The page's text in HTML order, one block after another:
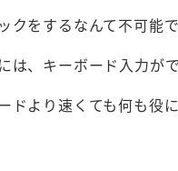
クをするなんて不可能
は、キーボード入力が
ドより速くても何も役に